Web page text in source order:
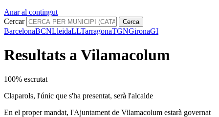
Anar al contingut
Cercar
Cerca
BarcelonaBCNLleidaLLTarragonaTGNGironaGI
Resultats a Vilamacolum
100% escrutat
Claparols, l'únic que s'ha presentat, serà l'alcalde
En el proper mandat, l'Ajuntament de Vilamacolum estarà governat